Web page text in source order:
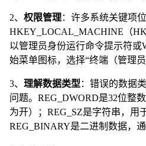
2、 权限管理：许多系统关键项
HKEY_LOCAL_MACHINE（
以管理员身份运行命令提示符或
始菜单图标，选择“终端（管理员
3、 理解数据类型 ：错误的数据
问题。REG_DWORD是32位整
为开）；REG_SZ是字符串，用
REG_BINARY是二进制数据，